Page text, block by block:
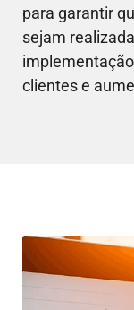
para garantir
sejam
clientes e